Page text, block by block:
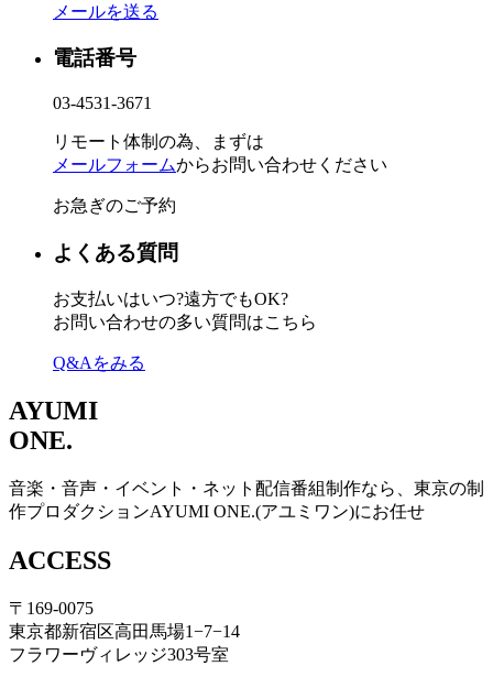
メールを送る
電話番号
03-4531-3671
リモート体制の為、まずは
メールフォームからお問い合わせください
お急ぎのご予約
よくある質問
お支払いはいつ?遠方でもOK?
お問い合わせの多い質問はこちら
Q&Aをみる
AYUMI
ONE.
音楽・音声・イベント・ネット配信番組制作なら、東京の制
作プロダクションAYUMI ONE.(アユミワン)にお任せ
ACCESS
〒169-0075
東京都新宿区高田馬場1−7−14
フラワーヴィレッジ303号室